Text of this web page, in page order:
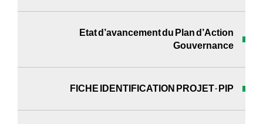
Etat d’avancement du Plan d’Action
Gouvernance
FICHE IDENTIFICATION PROJET-PIP